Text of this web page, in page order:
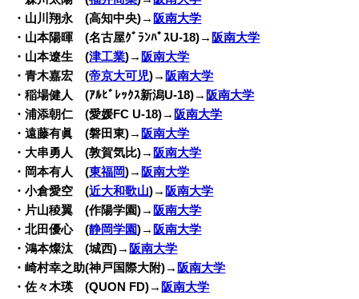
・山川翔永 (高知中央)→ 阪南大学
・山本陽暉 (名古屋ｸﾞﾗﾝﾊﾟｽU-18)→ 阪南大学
・山本遼生 (津工業)→ 阪南大学
・青木嘉宏 (帝京大可児)→ 阪南大学
・稲場健人 (ｱﾙﾋﾞﾚｯｸｽ新潟U-18)→ 阪南大学
・浦添朝仁 (愛媛FC U-18)→ 阪南大学
・遠藤有眞 (磐田東)→ 阪南大学
・大串勇人 (敦賀気比)→ 阪南大学
・岡本有人 (東福岡)→ 阪南大学
・小倉愛空 (近大和歌山)→ 阪南大学
・片山稜翼 (作陽学園)→ 阪南大学
・北田優心 (静岡学園)→ 阪南大学
・鴻本燦汰 (城西)→ 阪南大学
・崎村幸之助(神戸国際大附)→ 阪南大学
・佐々木瑛 (QUON FD)→ 阪南大学